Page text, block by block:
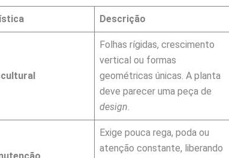
Descrição
Folhas rígidas, crescimento
vertical ou formas
geométricas únicas. A planta
deve parecer uma peça de
design
Exige pouca rega, poda ou
atenção constante, liberando